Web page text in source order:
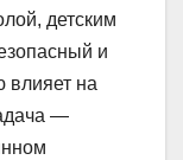
детским
и
влияет на
—